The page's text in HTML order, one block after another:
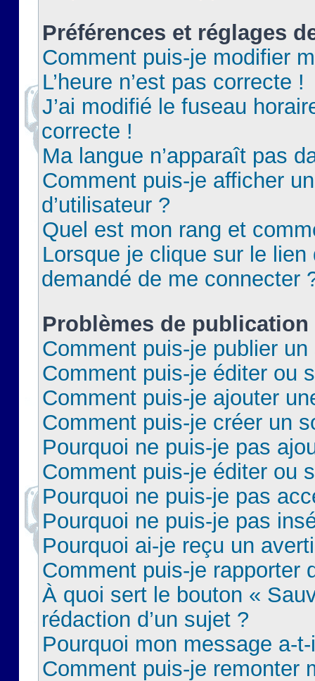
Préférences et réglages
Comment puis-je modifier
L’heure n’est pas correcte !
J’ai modifié le fuseau
correcte !
Ma langue n’apparaît pas
Comment puis-je afficher
d’utilisateur ?
Quel est mon rang et
Lorsque je clique sur le lien
demandé de me connecter
Problèmes de publication
Comment puis-je publier
Comment puis-je éditer ou
Comment puis-je ajouter
Comment puis-je créer un
Pourquoi ne puis-je pas
Comment puis-je éditer ou
Pourquoi ne puis-je pas
Pourquoi ne puis-je pas
Pourquoi ai-je reçu un
Comment puis-je rapporter
À quoi sert le bouton «
rédaction d’un sujet ?
Pourquoi mon message a-
Comment puis-je remonter